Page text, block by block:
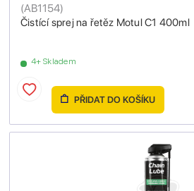
Čistící sprej na řetěz Motul C1 400ml
(AB1154)
4+ Skladem
PŘIDAT DO KOŠÍKU